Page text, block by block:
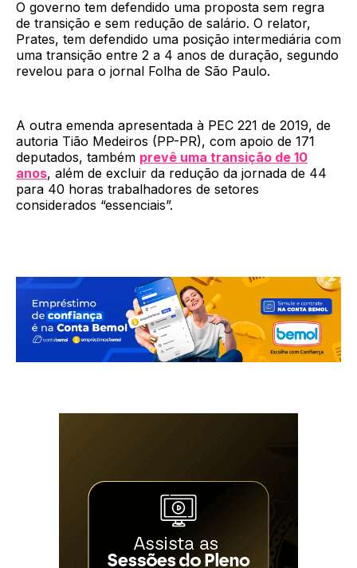
O governo tem defendido uma proposta sem regra
de transição e sem redução de salário. O relator,
Prates, tem defendido uma posição intermediária com
uma transição entre 2 a 4 anos de duração, segundo
revelou para o jornal Folha de São Paulo.
A outra emenda apresentada à PEC 221 de 2019, de
autoria Tião Medeiros (PP-PR), com apoio de 171
deputados, também prevê uma transição de 10
anos, além de excluir da redução da jornada de 44
para 40 horas trabalhadores de setores
considerados “essenciais”.